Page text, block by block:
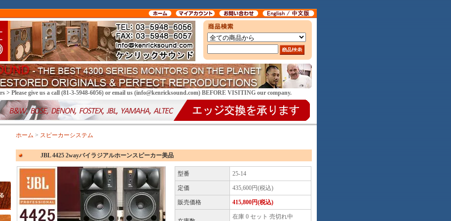
> Please give us a call (81-3-5948-6056) or email us (info@kenricksound.com) BEFORE VISITING our company.
ホーム > スピーカーシステム
JBL 4425 2wayバイラジアルホーンスピーカー美品
型番 25-14
定価 435,600円(税込)
販売価格 415,800円(税込)
在庫 0 セット 売切れ中